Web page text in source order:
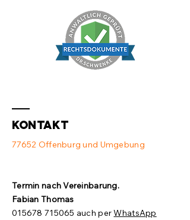
Kontakt
77652 Offenburg und Umgebung
Termin nach Vereinbarung.​
Fabian Thomas
015678 715065 auch perWhatsApp